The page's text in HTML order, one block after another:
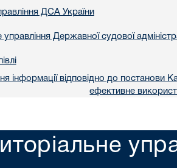
ДСА України
управління Державної судової
інформації відповідно до постанови
ефективне